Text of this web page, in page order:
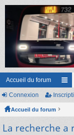
Accueil du forum
ac
ur
Connexion
Accueil du forum
La recherche a